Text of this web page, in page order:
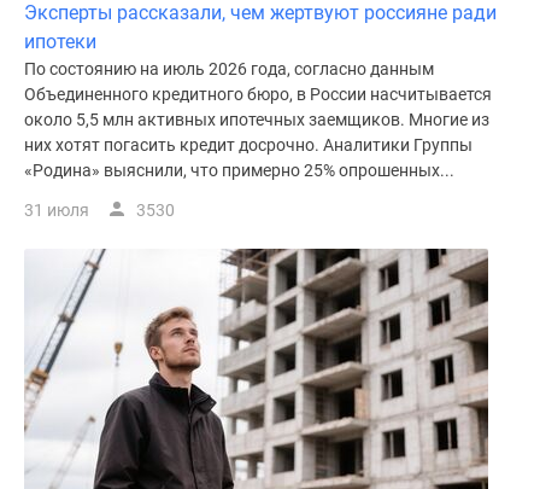
Эксперты рассказали, чем жертвуют россияне ради
ипотеки
По состоянию на июль 2026 года, согласно данным
Объединенного кредитного бюро, в России насчитывается
около 5,5 млн активных ипотечных заемщиков. Многие из
них хотят погасить кредит досрочно. Аналитики Группы
«Родина» выяснили, что примерно 25% опрошенных...
31 июля 3530